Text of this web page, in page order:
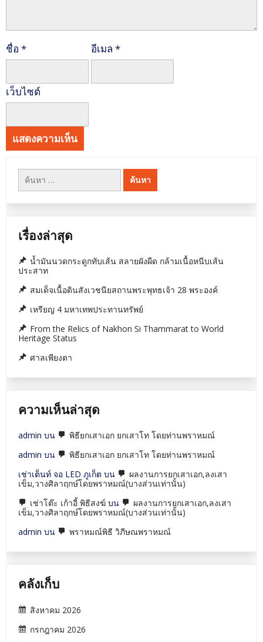
ชื่อ * อีเมล *
เว็บไซต์
ค้นหา
สำหรับ:
เรื่องล่าสุด
น้ำมันนวดกระดูกทับเส้น สลายผังผืด กล้ามเนื้อหนีบเส้น
ประสาท
สมเด็จเนื้อดินสังเวชนียสถานพระพุทธเจ้า 28 พระองค์
เหรียญ 4 มหาเทพประทานทรัพย์
From the Relics of Nakhon Si Thammarat to World
Heritage Status
ศาลเพียงตา
ความเห็นล่าสุด
admin บน
พิธียกเสาเอก ยกเสาโท โดยท่านพราหมณ์
admin บน
พิธียกเสาเอก ยกเสาโท โดยท่านพราหมณ์
เช่าเต็นท์ จอ LED ภูเก็ต บน
ผลงานการยกเสาเอก,ลงเสา
เข็ม,วางศิลาฤกษ์โดยพราหมณ์(บางส่วนเท่านั้น)
เช่าโต๊ะ เก้าอี้ พิธีสงฆ์ บน
ผลงานการยกเสาเอก,ลงเสา
เข็ม,วางศิลาฤกษ์โดยพราหมณ์(บางส่วนเท่านั้น)
admin บน พราหมณ์พิธี วิภีษณพราหมณ์
คลังเก็บ
สิงหาคม 2026
กรกฎาคม 2026